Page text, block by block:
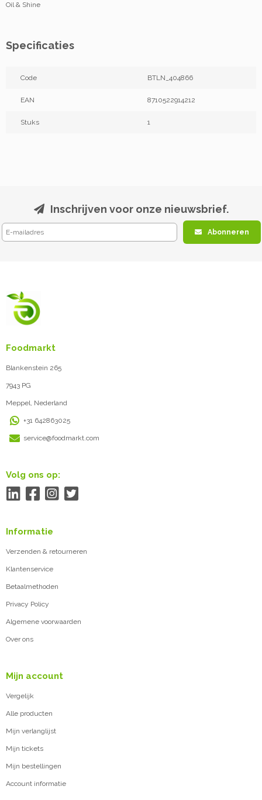
Oil & Shine
Specificaties
Code BTLN_404866
EAN 8710522914212
Stuks 1
Inschrijven voor onze nieuwsbrief.
Abonneren
Foodmarkt
Blankenstein 265
7943 PG
Meppel, Nederland
+31 642863025
service@foodmarkt.com
Volg ons op:
Informatie
Verzenden & retourneren
Klantenservice
Betaalmethoden
Privacy Policy
Algemene voorwaarden
Over ons
Mijn account
Vergelijk
Alle producten
Mijn verlanglijst
Mijn tickets
Mijn bestellingen
Account informatie